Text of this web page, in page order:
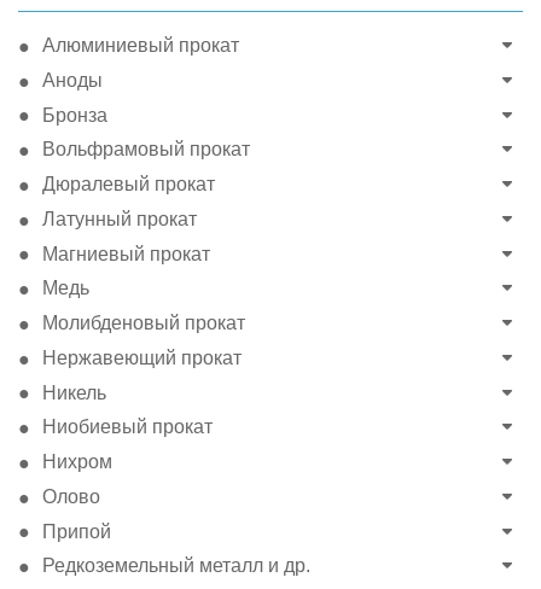
Алюминиевый прокат
Аноды
Бронза
Вольфрамовый прокат
Дюралевый прокат
Латунный прокат
Магниевый прокат
Медь
Молибденовый прокат
Нержавеющий прокат
Никель
Ниобиевый прокат
Нихром
Олово
Припой
Редкоземельный металл и др.